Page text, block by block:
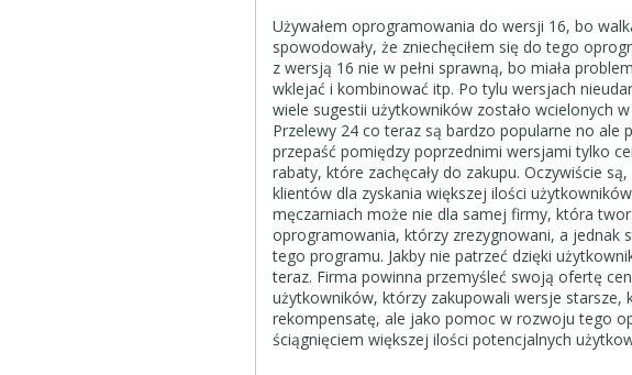
Używałem oprogramowania do wersji 16, bo
spowodowały, że zniechęciłem się do tego
z wersją 16 nie w pełni sprawną, bo miała
wklejać i kombinować itp. Po tylu wersjach
wiele sugestii użytkowników zostało wcielonych
Przelewy 24 co teraz są bardzo popularne no ale
przepaść pomiędzy poprzednimi wersjami tylko
rabaty, które zachęcały do zakupu. Oczywiście
klientów dla zyskania większej ilości
męczarniach może nie dla samej firmy, która
oprogramowania, którzy zrezygnowani, a jednak
tego programu. Jakby nie patrzeć dzięki
teraz. Firma powinna przemyśleć swoją ofertę
użytkowników, którzy zakupowali wersje starsze,
rekompensatę, ale jako pomoc w rozwoju tego
ściągnięciem większej ilości potencjalnych